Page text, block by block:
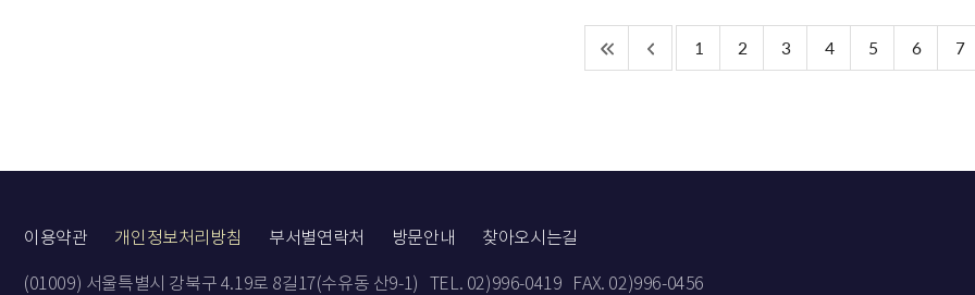
1 2 3 4 5 6 7
이용약관 개인정보처리방침 부서별연락처 방문안내 찾아오시는길
(01009) 서울특별시 강북구 4.19로 8길17(수유동 산9-1) TEL. 02)996-0419 FAX. 02)996-0456